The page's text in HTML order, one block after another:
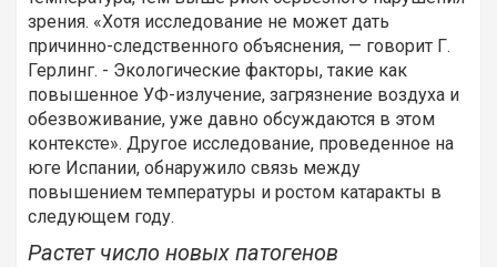
зрения. «Хотя исследование не может дать
причинно-следственного объяснения, — говорит Г.
Герлинг. - Экологические факторы, такие как
повышенное УФ-излучение, загрязнение воздуха и
обезвоживание, уже давно обсуждаются в этом
контексте». Другое исследование, проведенное на
юге Испании, обнаружило связь между
повышением температуры и ростом катаракты в
следующем году.
Растет число новых патогенов